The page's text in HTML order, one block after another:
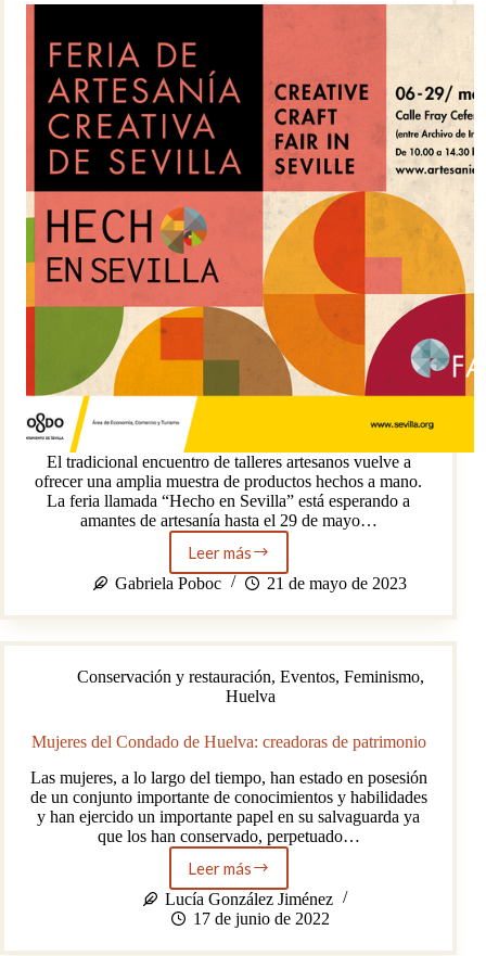
El tradicional encuentro de talleres artesanos vuelve a
ofrecer una amplia muestra de productos hechos a mano.
La feria llamada “Hecho en Sevilla” está esperando a
amantes de artesanía hasta el 29 de mayo…
Leer más
Feria
de
que
no
perder
Gabriela Poboc 21 de mayo de 2023
Conservación y restauración, Eventos, Feminismo,
Huelva
Mujeres del Condado de Huelva: creadoras de patrimonio
Las mujeres, a lo largo del tiempo, han estado en posesión
de un conjunto importante de conocimientos y habilidades
y han ejercido un importante papel en su salvaguarda ya
que los han conservado, perpetuado…
Leer másMujeres
del
Condado
de
Lucía González Jiménez
17 de junio de 2022